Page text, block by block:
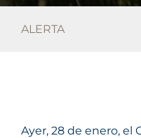
ALERTA
Ayer, 28 de enero,